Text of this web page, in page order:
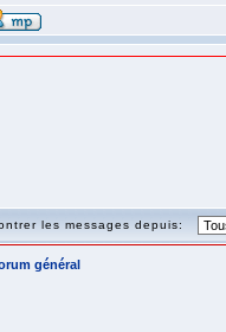
les messages depuis:
général